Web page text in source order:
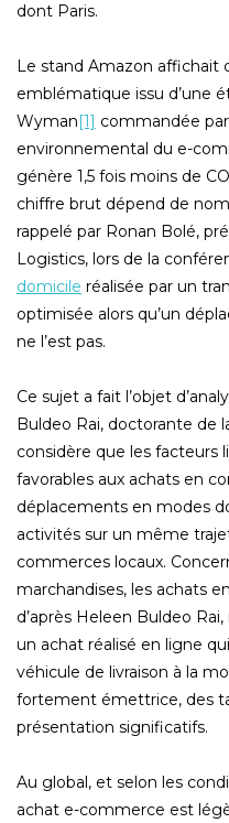
dont Paris.
Le stand Amazon affichait
emblématique issu d’une
Wyman[1] commandée
environnemental du e-
génère 1,5 fois moins de
chiffre brut dépend de
rappelé par Ronan Bolé,
Logistics, lors de la
domicile réalisée par un
optimisée alors qu’un
ne l’est pas.
Ce sujet a fait l’objet
Buldeo Rai, doctorante de
considère que les facteurs
favorables aux achats en
déplacements en modes
activités sur un même
commerces locaux.
marchandises, les achats
d’après Heleen Buldeo
un achat réalisé en ligne
véhicule de livraison à la
fortement émettrice, des
présentation significatifs.
Au global, et selon les
achat e-commerce est